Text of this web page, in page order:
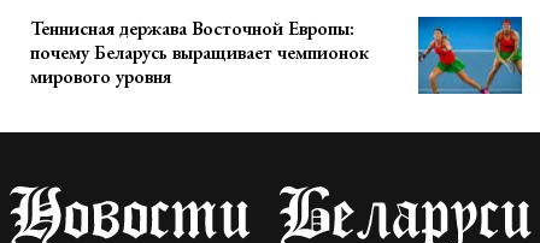
Теннисная держава Восточной Европы:
почему Беларусь выращивает чемпионок
мирового уровня